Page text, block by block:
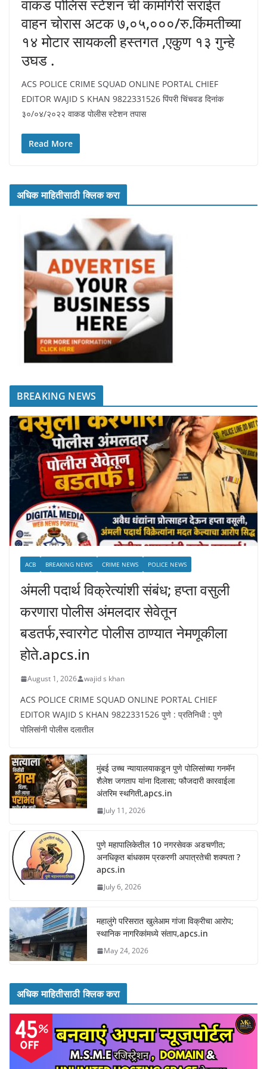
वाकड पोलिस स्टेशन ची कामगिरी सराईत
वाहन चोरास अटक ७,०५,०००/रु.किंमतीच्या
१४ मोटार सायकली हस्तगत ,एकुण १३ गुन्हे
उघड .
ACS POLICE CRIME SQUAD ONLINE PORTAL CHIEF
EDITOR WAJID S KHAN 9822331526 पिंपरी चिंचवड दिनांक
३०/०४/२०२२ वाकड पोलीस स्टेशन तपास
Read More
अधिक माहितीसाठी क्लिक करा
BREAKING NEWS
ACB BREAKING NEWS CRIME NEWS POLICE NEWS
अंमली पदार्थ विक्रेत्यांशी संबंध; हप्ता वसुली
करणारा पोलीस अंमलदार सेवेतून
बडतर्फ,स्वारगेट पोलीस ठाण्यात नेमणूकीला
होते.apcs.in
August 1, 2026 wajid s khan
ACS POLICE CRIME SQUAD ONLINE PORTAL CHIEF
EDITOR WAJID S KHAN 9822331526 पुणे : प्रतिनिधी : पुणे
पोलिसांनी पोलीस दलातील
मुंबई उच्च न्यायालयाकडून पुणे पोलिसांच्या गनमॅन
शैलेश जगताप यांना दिलासा; फौजदारी कारवाईला
अंतरिम स्थगिती,apcs.in
July 11, 2026
पुणे महापालिकेतील 10 नगरसेवक अडचणीत;
अनधिकृत बांधकाम प्रकरणी अपात्रतेची शक्यता ?
apcs.in
July 6, 2026
महालुंगे परिसरात खुलेआम गांजा विक्रीचा आरोप;
स्थानिक नागरिकांमध्ये संताप,apcs.in
May 24, 2026
अधिक माहितीसाठी क्लिक करा